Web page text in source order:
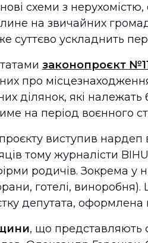
схеми з
на звичайних
суттєво ускладнить
законопроєкт
про місцезнаходження
ділянок, які
на період воєнного
виступив нардеп
тому журналісти
родичів. Зокрема у
готелі,
депутата, оформлена
, що представляють